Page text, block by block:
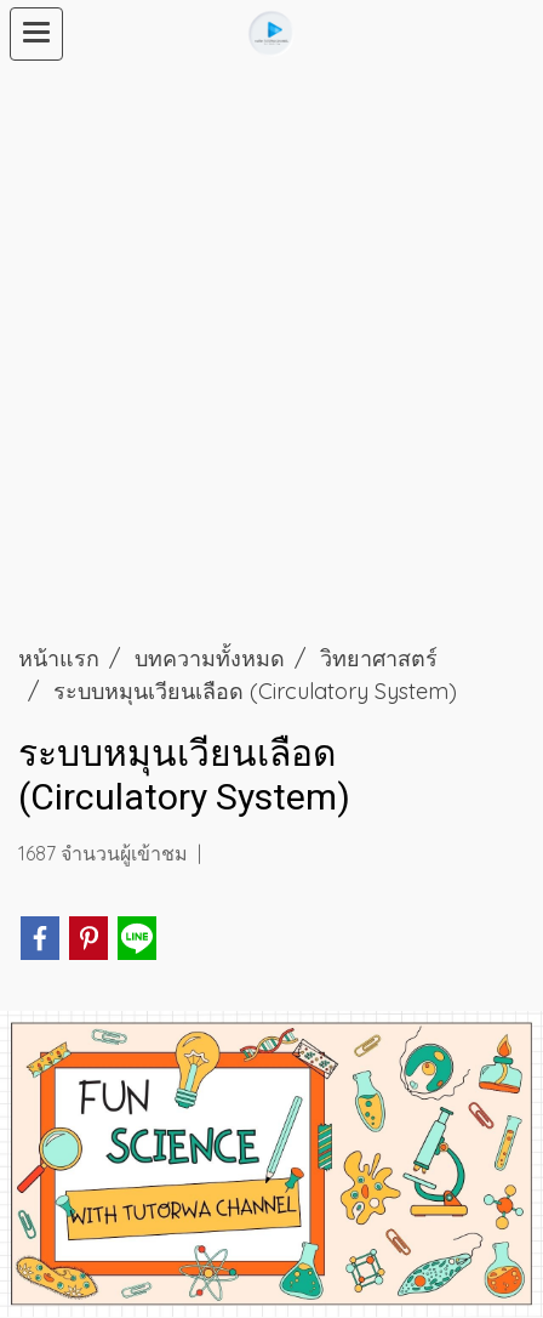
หน้าแรก บทความทั้งหมด
วิทยาศาสตร์
ระบบหมุนเวียนเลือด (Circulatory System)
ระบบหมุนเวียนเลือด
(Circulatory System)
1687 จำนวนผู้เข้าชม